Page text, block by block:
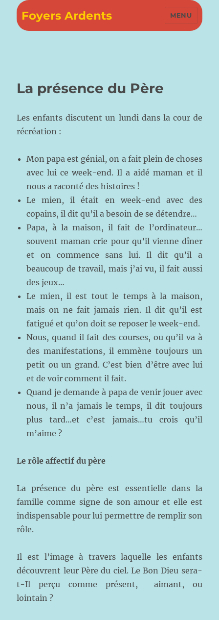
Foyers Ardents MENU
La présence du Père
Les enfants discutent un lundi dans la cour de
récréation :
Mon papa est génial, on a fait plein de choses
avec lui ce week-end. Il a aidé maman et il
nous a raconté des histoires !
Le mien, il était en week-end avec des
copains, il dit qu’il a besoin de se détendre…
Papa, à la maison, il fait de l’ordinateur…
souvent maman crie pour qu’il vienne dîner
et on commence sans lui. Il dit qu’il a
beaucoup de travail, mais j’ai vu, il fait aussi
des jeux…
Le mien, il est tout le temps à la maison,
mais on ne fait jamais rien. Il dit qu’il est
fatigué et qu’on doit se reposer le week-end.
Nous, quand il fait des courses, ou qu’il va à
des manifestations, il emmène toujours un
petit ou un grand. C’est bien d’être avec lui
et de voir comment il fait.
Quand je demande à papa de venir jouer avec
nous, il n’a jamais le temps, il dit toujours
plus tard…et c’est jamais…tu crois qu’il
m’aime ?
Le rôle affectif du père
La présence du père est essentielle dans la
famille comme signe de son amour et elle est
indispensable pour lui permettre de remplir son
rôle.
Il est l’image à travers laquelle les enfants
découvrent leur Père du ciel. Le Bon Dieu sera-
t-Il perçu comme présent, aimant, ou
lointain ?